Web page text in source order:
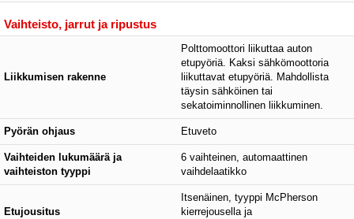
Vaihteisto, jarrut ja ripustus
Liikkumisen rakenne
Polttomoottori liikuttaa auton
etupyöriä. Kaksi sähkömoottoria
liikuttavat etupyöriä. Mahdollista
täysin sähköinen tai
sekatoiminnollinen liikkuminen.
Pyörän ohjaus Etuveto
Vaihteiden lukumäärä ja
vaihteiston tyyppi
6 vaihteinen, automaattinen
vaihdelaatikko
Etujousitus
Itsenäinen, tyyppi McPherson
kierrejousella ja